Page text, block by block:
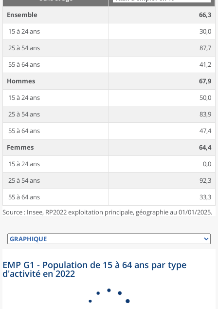
Ensemble
66,3
15 à 24 ans
30,0
25 à 54 ans
87,7
55 à 64 ans
41,2
Hommes
67,9
15 à 24 ans
50,0
25 à 54 ans
83,9
55 à 64 ans
47,4
Femmes
64,4
15 à 24 ans
0,0
25 à 54 ans
92,3
55 à 64 ans
33,3
Source : Insee, RP2022 exploitation principale, géographie au 01/01/2025.
EMP G1 - Population de 15 à 64 ans par type
d'activité en 2022